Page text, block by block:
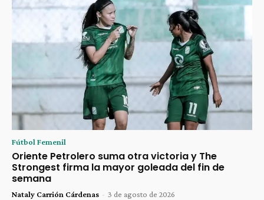
Fútbol Femenil
Oriente Petrolero suma otra victoria y The
Strongest firma la mayor goleada del fin de
semana
Nataly Carrión Cárdenas - 3 de agosto de 2026